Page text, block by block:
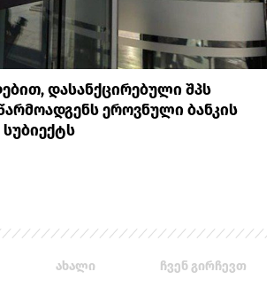
დასანქცირებული შპს
ეროვნული ბანკის
ახალი ჩვენ გირჩევთ